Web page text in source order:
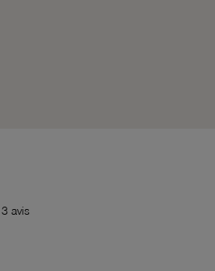
3 avis